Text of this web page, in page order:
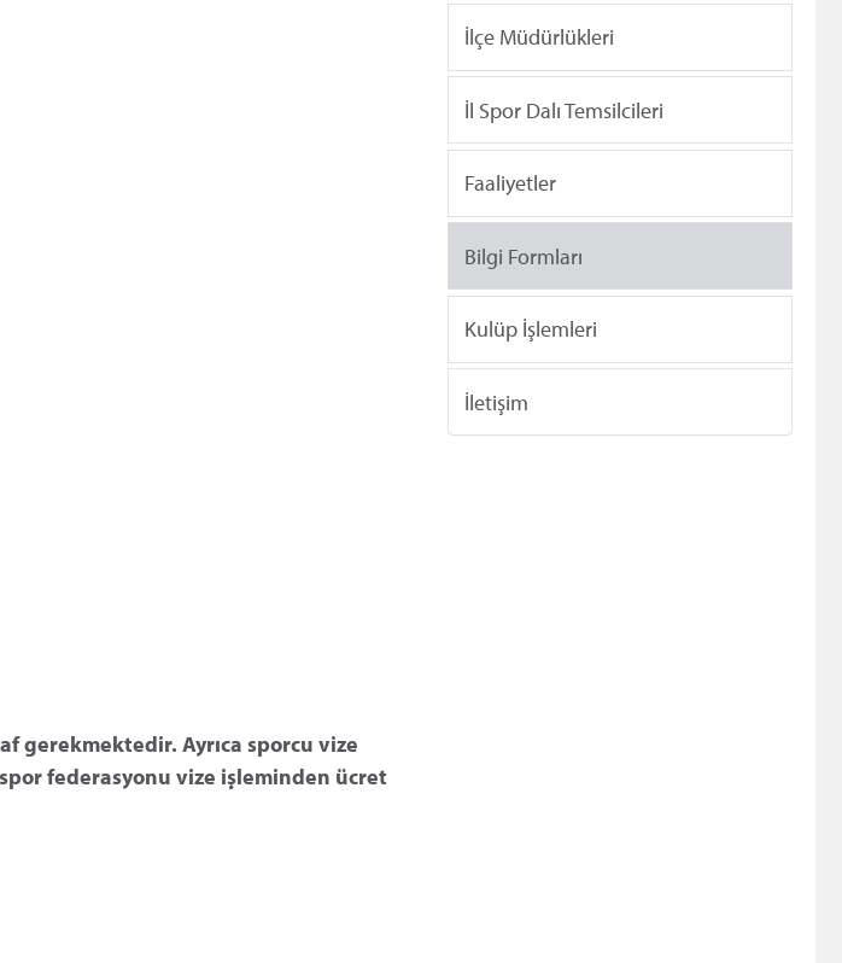
gerekmektedir. Ayrıca sporcu vize
federasyonu vize işleminden ücret
İlçe Müdürlükleri
İl Spor Dalı Temsilcileri
Faaliyetler
Bilgi Formları
Kulüp İşlemleri
İletişim